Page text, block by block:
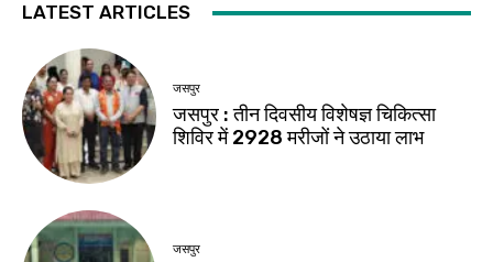
LATEST ARTICLES
जसपुर
जसपुर : तीन दिवसीय विशेषज्ञ चिकित्सा
शिविर में 2928 मरीजों ने उठाया लाभ
जसपुर